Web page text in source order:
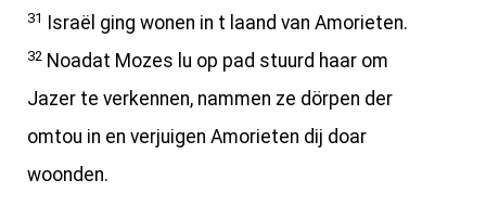
31 Israël ging wonen in t laand van Amorieten.
32 Noadat Mozes lu op pad stuurd haar om
Jazer te verkennen, nammen ze dörpen der
omtou in en verjuigen Amorieten dij doar
woonden.